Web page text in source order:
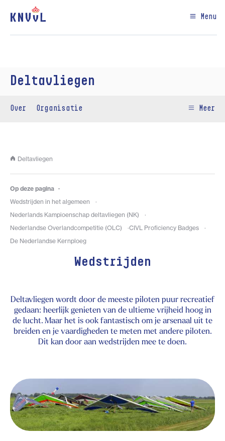
Menu
Deltavliegen
Over Organisatie Meer
Deltavliegen
Op deze pagina
Wedstrijden in het algemeen
Nederlands Kampioenschap deltavliegen (NK)
Nederlandse Overlandcompetitie (OLC)
CIVL Proficiency Badges
De Nederlandse Kernploeg
Wedstrijden
Deltavliegen wordt door de meeste piloten puur recreatief
gedaan: heerlijk genieten van de ultieme vrijheid hoog in
de lucht. Maar het is ook fantastisch om je arsenaal uit te
breiden en je vaardigheden te meten met andere piloten.
Dit kan door aan wedstrijden mee te doen.